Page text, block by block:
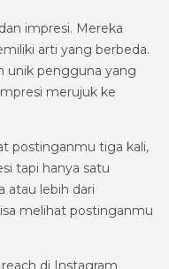
impresi. Mereka
arti yang berbeda.
unik pengguna yang
merujuk ke
postinganmu tiga kali,
tapi hanya satu
atau lebih dari
melihat postinganmu
di Instagram